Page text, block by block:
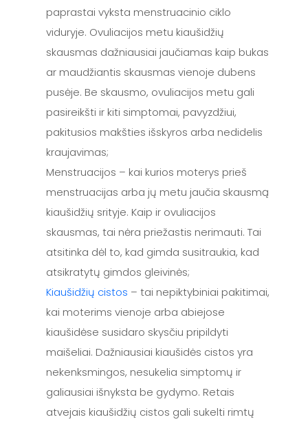
paprastai vyksta menstruacinio ciklo
viduryje. Ovuliacijos metu kiaušidžių
skausmas dažniausiai jaučiamas kaip bukas
ar maudžiantis skausmas vienoje dubens
pusėje. Be skausmo, ovuliacijos metu gali
pasireikšti ir kiti simptomai, pavyzdžiui,
pakitusios makšties išskyros arba nedidelis
kraujavimas;
Menstruacijos – kai kurios moterys prieš
menstruacijas arba jų metu jaučia skausmą
kiaušidžių srityje. Kaip ir ovuliacijos
skausmas, tai nėra priežastis nerimauti. Tai
atsitinka dėl to, kad gimda susitraukia, kad
atsikratytų gimdos gleivinės;
Kiaušidžių cistos – tai nepiktybiniai pakitimai,
kai moterims vienoje arba abiejose
kiaušidėse susidaro skysčiu pripildyti
maišeliai. Dažniausiai kiaušidės cistos yra
nekenksmingos, nesukelia simptomų ir
galiausiai išnyksta be gydymo. Retais
atvejais kiaušidžių cistos gali sukelti rimtų